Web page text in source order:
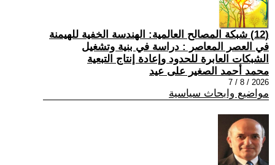
(12) شبكة المصالح العالمية: الهندسة الخفية للهيمنة
في العصر المعاصر : دراسة في بنية وتشغيل
الشبكات العابرة للحدود وإعادة إنتاج التبعية
محمد أحمد الصغير على عيد
2026 / 8 / 7
مواضيع وابحاث سياسية